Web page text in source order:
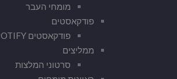
מומחי העבר
פודקאסטים
פודקאסטים SPOTIFY
ממליצים
סרטוני המלצות